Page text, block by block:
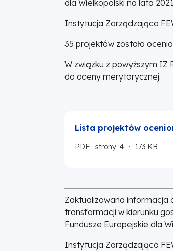
Wielkopolskidla Wielkopolski na lata
Instytucja Zarządzająca
35 projektów zostało
W związku z powyższym
do oceny merytorycznej.
Lista projektów
PDF strony: 4 173 KB
Zaktualizowana informacja
transformacji w kierunku
Fundusze Europejskie dla
Instytucja Zarządzająca